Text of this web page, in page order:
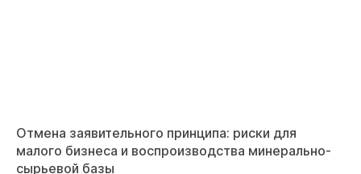
Отмена заявительного принципа: риски для
малого бизнеса и воспроизводства минерально-
сырьевой базы